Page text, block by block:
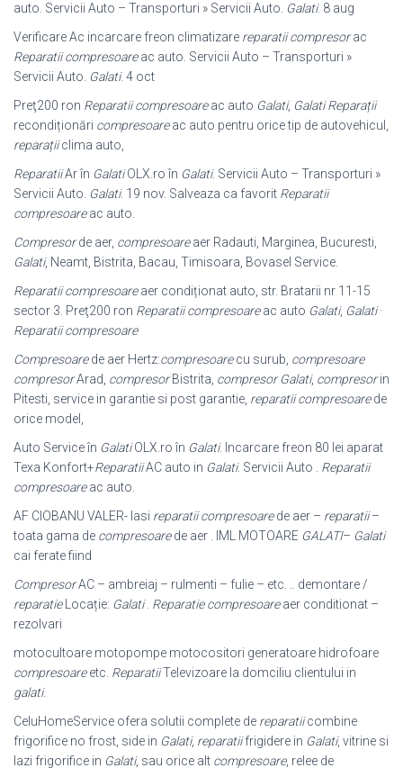
auto. Servicii Auto – Transporturi » Servicii Auto. Galati. 8 aug
Verificare Ac incarcare freon climatizare reparatii compresorac
Reparatii compresoareac auto. Servicii Auto – Transporturi »
Servicii Auto. Galati. 4 oct
Preţ200 ron Reparatii compresoareac auto Galati, Galati Reparații
recondiționări compresoareac auto pentru orice tip de autovehicul,
reparațiiclima auto,
ReparatiiAr în GalatiOLX.ro în Galati. Servicii Auto – Transporturi »
Servicii Auto. Galati. 19 nov. Salveaza ca favorit Reparatii
compresoareac auto.
Compresorde aer, compresoareaer Radauti, Marginea, Bucuresti,
Galati, Neamt , Bistrita, Bacau, Timisoara, Bovasel Service.
Reparatii compresoareaer condiționat auto, str. Bratarii nr 11-15
sector 3. Preţ200 ron Reparatii compresoareac auto Galati, Galati·
Reparatii compresoare
Compresoarede aer Hertz:compresoarecu surub, compresoare
compresorArad, compresorBistrita, compresor Galati, compresorin
Pitesti, service in garantie si post garantie, reparatii compresoarede
orice model,
Auto Service în GalatiOLX.ro în Galati. Incarcare freon 80 lei aparat
Texa Konfort+ReparatiiAC auto in Galati. Servicii Auto . Reparatii
compresoareac auto.
AF CIOBANU VALER- Iasi reparatii compresoarede aer – reparatii–
toata gama de compresoarede aer . IML MOTOARE GALATI– Galati
cai ferate fiind
CompresorAC – ambreiaj – rulmenti – fulie – etc. .. demontare /
reparatieLocație: Galati. Reparatie compresoareaer conditionat –
rezolvari
motocultoare motopompe motocositori generatoare hidrofoare
compresoareetc. ReparatiiTelevizoare la domciliu clientului in
galati.
CeluHomeService ofera solutii complete de reparatiicombine
frigorifice no frost, side in Galati, reparatiifrigidere in Galati, vitrine si
lazi frigorifice in Galati, sau orice alt compresoare, relee de